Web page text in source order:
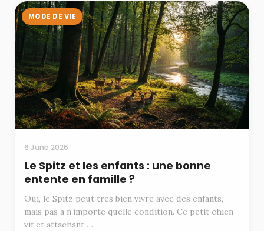
MODE DE VIE
6 June 2026
Le Spitz et les enfants : une bonne
entente en famille ?
Oui, le Spitz peut tres bien vivre avec des enfants,
mais pas a n’importe quelle condition. Ce petit chien
vif et attachant …